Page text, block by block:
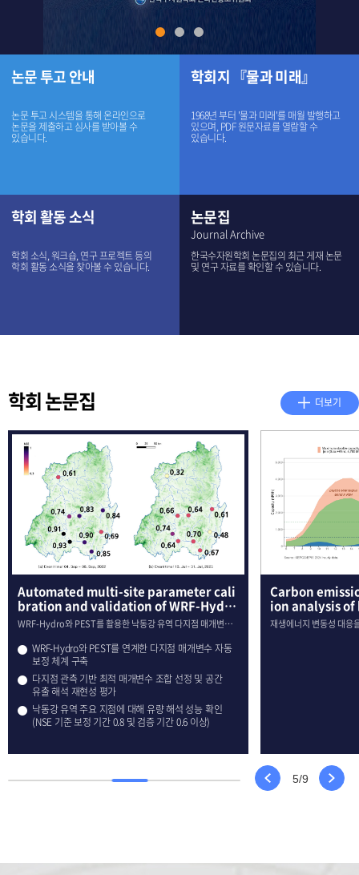
논문 투고 안내
논문 투고 시스템을 통해 온라인으로
논문을 제출하고 심사를 받아볼 수
있습니다.
학회지 『물과 미래』
1968년 부터 '물과 미래'를 매월 발행하고
있으며, PDF 원문자료를 열람할 수
있습니다.
학회 활동 소식
학회 소식, 워크숍, 연구 프로젝트 등의
학회 활동 소식을 찾아볼 수 있습니다.
논문집
Journal Archive
한국수자원학회 논문집의 최근 게재 논문
및 연구 자료를 확인할 수 있습니다.
학회 논문집 더보기
Automated multi-site parameter cali
bration and validation of WRF-Hydro
in the Nakdong River basin using PES
WRF-Hydro와 PEST를 활용한 낙동강 유역 다지점 매개변수
WRF-Hydro와 PEST를 연계한 다지점 매개변수 자동
보정 체계 구축
다지점 관측 기반 최적 매개변수 조합 선정 및 공간
유출 해석 재현성 평가
낙동강 유역 주요 지점에 대해 유량 해석 성능 확인
(NSE 기준 보정 기간 0.8 및 검증 기간 0.6 이상)
Carbon
ion analysis
ped-storage
재생에너지 변동성 대응
5/9